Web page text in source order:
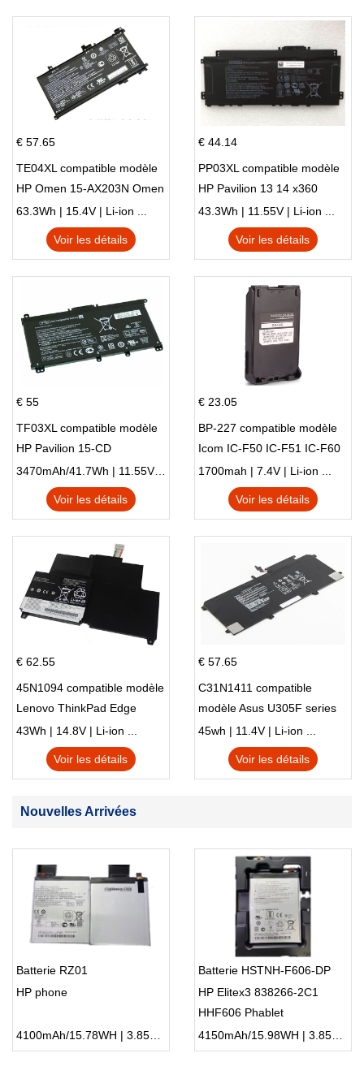
€ 57.65
TE04XL compatible modèle
HP Omen 15-AX203N Omen
15 Series Pavilion 15 Series
63.3Wh | 15.4V | Li-ion ...
Voir les détails
€ 44.14
PP03XL compatible modèle
HP Pavilion 13 14 x360
L83388-AC1 L83388-421
HSTNN-LB8S M01118-421
M01144-005 13-BB 14-DV
43.3Wh | 11.55V | Li-ion ...
Voir les détails
€ 55
TF03XL compatible modèle
HP Pavilion 15-CD
3470mAh/41.7Wh | 11.55V | Li-ion ...
Voir les détails
€ 23.05
BP-227 compatible modèle
Icom IC-F50 IC-F51 IC-F60
IC-F61 IC-M87
1700mah | 7.4V | Li-ion ...
Voir les détails
€ 62.55
45N1094 compatible modèle
Lenovo ThinkPad Edge
S230u Twist
43Wh | 14.8V | Li-ion ...
Voir les détails
€ 57.65
C31N1411 compatible
modèle Asus U305F series
45wh | 11.4V | Li-ion ...
Voir les détails
Nouvelles Arrivées
Batterie RZ01
HP phone
4100mAh/15.78WH | 3.85V | Li-ion ...
Batterie HSTNH-F606-DP
HP Elitex3 838266-2C1
HHF606 Phablet
4150mAh/15.98WH | 3.85V | Li-ion ...